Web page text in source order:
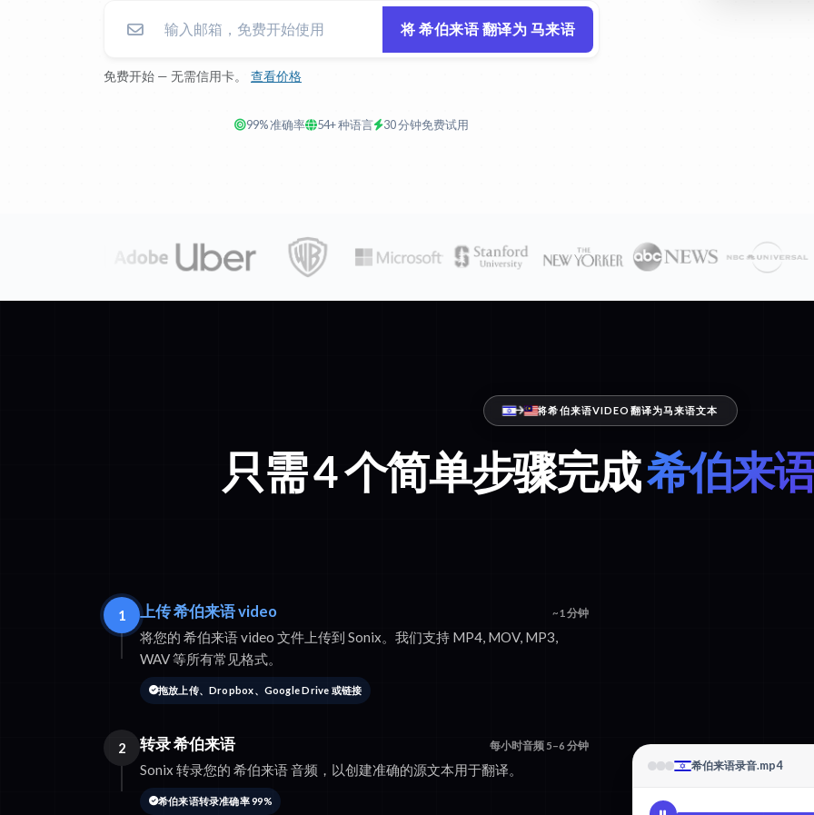
将 希伯来语 翻译为 马来语
免费开始 — 无需信用卡。 查看价格
99% 准确率 54+ 种语言 30 分钟免费试用
将希伯来语VIDEO翻译为马来语文本
只需 4 个简单步骤完成希伯来
1 上传 希伯来语 video ~1 分钟
将您的 希伯来语 video 文件上传到 Sonix。我们支持 MP4, MOV, MP3,
WAV 等所有常见格式。
拖放上传、Dropbox、Google Drive 或链接
2 转录 希伯来语 每小时音频 5–6 分钟
Sonix 转录您的 希伯来语 音频，以创建准确的源文本用于翻译。
希伯来语转录准确率 99%
希伯来语录音.mp4